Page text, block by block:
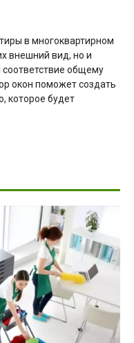
в многоквартирном
внешний вид, но и
общему
окон поможет создать
которое будет